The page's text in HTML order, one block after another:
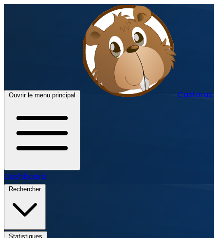
Ouvrir le menu principal Castorus
Dashboard
Rechercher
Statistiques